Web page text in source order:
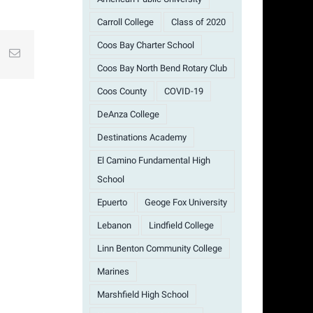
Email
Carroll College Class of 2020
Coos Bay Charter School
Coos Bay North Bend Rotary Club
Coos County COVID-19
DeAnza College
Destinations Academy
El Camino Fundamental High
School
Epuerto Geoge Fox University
Lebanon Lindfield College
Linn Benton Community College
Marines
Marshfield High School